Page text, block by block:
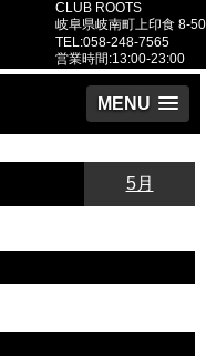
CLUB ROOTS
岐阜県岐南町上印食 8-50
TEL:058-248-7565
営業時間:13:00-23:00
MENU
5月